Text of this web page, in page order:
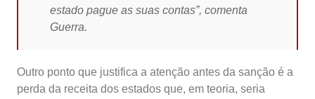
estado pague as suas contas”, comenta
Guerra.
Outro ponto que justifica a atenção antes da sanção é a
perda da receita dos estados que, em teoria, seria